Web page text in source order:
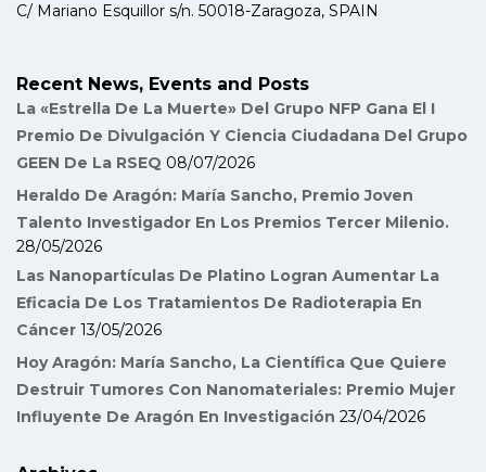
C/ Mariano Esquillor s/n. 50018-Zaragoza, SPAIN
Recent News, Events and Posts
La «Estrella De La Muerte» Del Grupo NFP Gana El I
Premio De Divulgación Y Ciencia Ciudadana Del Grupo
GEEN De La RSEQ 08/07/2026
Heraldo De Aragón: María Sancho, Premio Joven
Talento Investigador En Los Premios Tercer Milenio.
28/05/2026
Las Nanopartículas De Platino Logran Aumentar La
Eficacia De Los Tratamientos De Radioterapia En
Cáncer 13/05/2026
Hoy Aragón: María Sancho, La Científica Que Quiere
Destruir Tumores Con Nanomateriales: Premio Mujer
Influyente De Aragón En Investigación 23/04/2026